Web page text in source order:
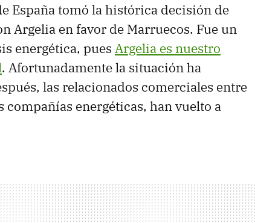
España tomó la histórica decisión de
Argelia en favor de Marruecos. Fue un
energética, pues Argelia es nuestro
. Afortunadamente la situación ha
las relacionados comerciales entre
compañías energéticas, han vuelto a